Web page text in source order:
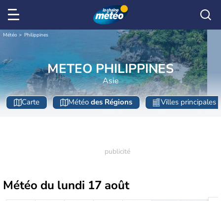
Météo Philippines
METEO PHILIPPINES
Asie
Carte Météo des Régions Villes principales
Météo du lundi 17 août